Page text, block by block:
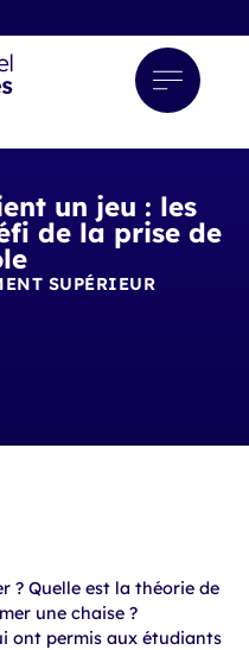
un jeu : les
de la prise de
SUPÉRIEUR
? Quelle est la théorie de
une chaise ?
ont permis aux étudiants